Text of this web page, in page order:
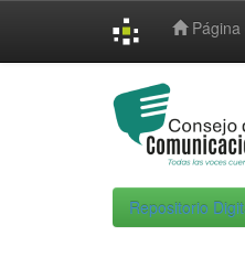
Página
Repositorio